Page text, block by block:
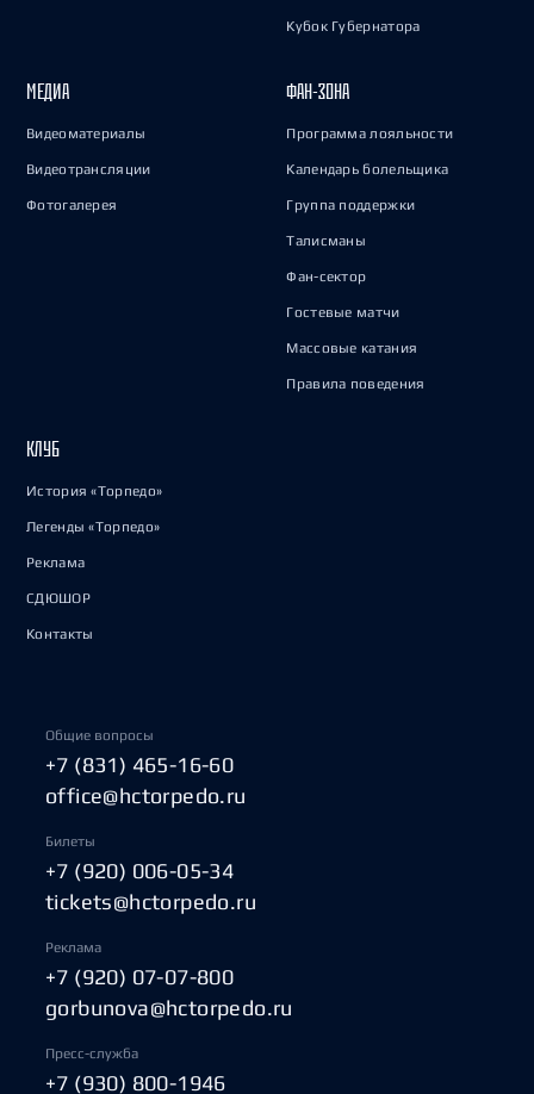
Кубок Губернатора
МЕДИА
Видеоматериалы
Видеотрансляции
Фотогалерея
ФАН-ЗОНА
Программа лояльности
Календарь болельщика
Группа поддержки
Талисманы
Фан-сектор
Гостевые матчи
Массовые катания
Правила поведения
КЛУБ
История «Торпедо»
Легенды «Торпедо»
Реклама
СДЮШОР
Контакты
Общие вопросы
+7 (831) 465-16-60
office@hctorpedo.ru
Билеты
+7 (920) 006-05-34
tickets@hctorpedo.ru
Реклама
+7 (920) 07-07-800
gorbunova@hctorpedo.ru
Пресс-служба
+7 (930) 800-1946